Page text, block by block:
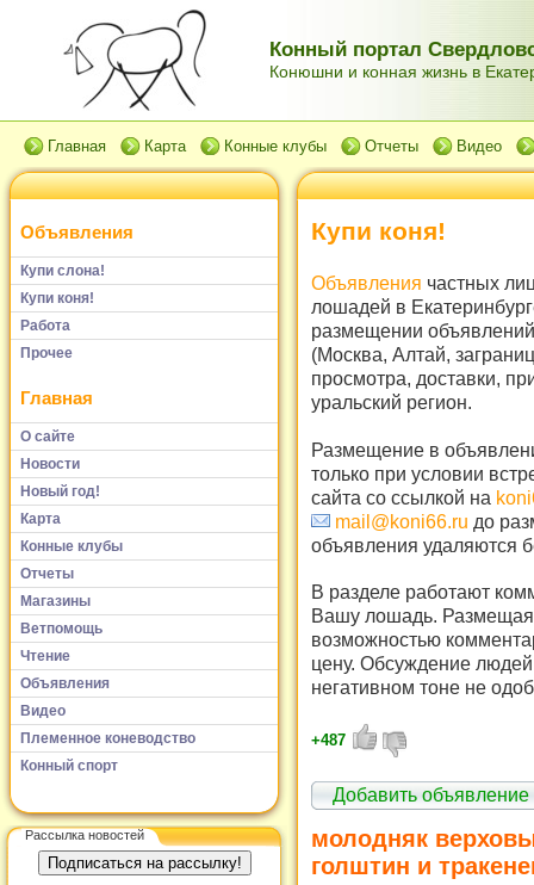
Конный портал
Конюшни и конная жизнь в
Главная Карта Конные клубы Отчеты Видео
Объявления
Купи слона!
Купи коня!
Работа
Прочее
Главная
О сайте
Новости
Новый год!
Карта
Конные клубы
Отчеты
Магазины
Ветпомощь
Чтение
Объявления
Видео
Племенное коневодство
Конный спорт
Рассылка новостей
Купи коня!
Объявления частных
лошадей в
размещении
(Москва, Алтай,
просмотра, доставки,
уральский регион.
Размещение в
только при условии
сайта со ссылкой на
mail@koni66.ru до
объявления удаляются
В разделе работают
Вашу лошадь. Размещая
возможностью
цену. Обсуждение
негативном тоне не
+487
Добавить объявление
молодняк
голштин и